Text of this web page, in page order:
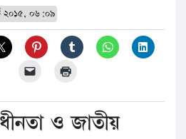
২০১৫, ০৬:০৯
ও জাতীয়